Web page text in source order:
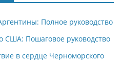
Полное руководство
США: Пошаговое руководство
в сердце Черноморского